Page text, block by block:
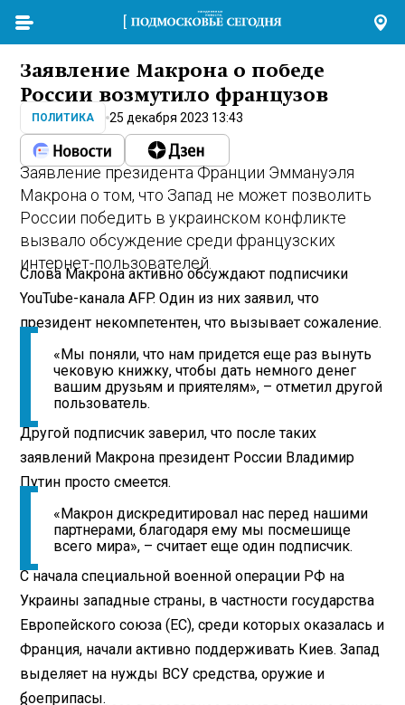
Заявление Макрона о победе
России возмутило французов
ПОЛИТИКА 25 декабря 2023 13:43
Заявление президента Франции Эммануэля
Макрона о том, что Запад не может позволить
России победить в украинском конфликте
вызвало обсуждение среди французских
интернет-пользователей.
Слова Макрона активно обсуждают подписчики
YouTube-канала AFP. Один из них заявил, что
президент некомпетентен, что вызывает сожаление.
«Мы поняли, что нам придется еще раз вынуть
чековую книжку, чтобы дать немного денег
вашим друзьям и приятелям», – отметил другой
пользователь.
Другой подписчик заверил, что после таких
заявлений Макрона президент России Владимир
Путин просто смеется.
«Макрон дискредитировал нас перед нашими
партнерами, благодаря ему мы посмешище
всего мира», – считает еще один подписчик.
С начала специальной военной операции РФ на
Украины западные страны, в частности государства
Европейского союза (ЕС), среди которых оказалась и
Франция, начали активно поддерживать Киев. Запад
выделяет на нужды ВСУ средства, оружие и
боеприпасы.